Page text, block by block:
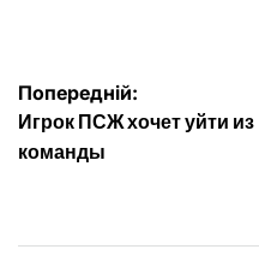
Навігація
записів
Попередній:
Игрок ПСЖ хочет уйти из
команды